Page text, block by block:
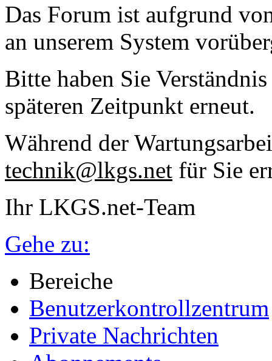
Das Forum ist aufgrund
an unserem System
Bitte haben Sie
späteren Zeitpunkt erneut.
Während der
technik@lkgs.net für Sie
Ihr LKGS.net-Team
Gehe zu:
Bereiche
Benutzerkontrollzentrum
Private Nachrichten